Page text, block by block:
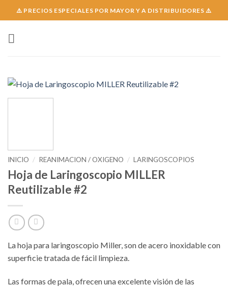
to
⚠️ PRECIOS ESPECIALES POR MAYOR Y A DISTRIBUIDORES ⚠️
INICIO / REANIMACION / OXIGENO / LARINGOSCOPIOS
Hoja de Laringoscopio MILLER
Reutilizable #2
La hoja para laringoscopio Miller, son de acero inoxidable con
superficie tratada de fácil limpieza.
Las formas de pala, ofrecen una excelente visión de las